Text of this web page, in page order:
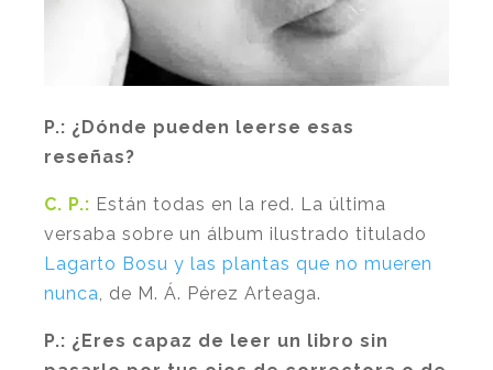
P.: ¿Dónde pueden leerse esas
reseñas?
C. P.: Están todas en la red. La última
versaba sobre un álbum ilustrado titulado
Lagarto Bosu y las plantas que no mueren
nunca, de M. Á. Pérez Arteaga.
P.: ¿Eres capaz de leer un libro sin